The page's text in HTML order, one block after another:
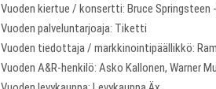
Vuoden kiertue / konsertti: Bruce
Vuoden palveluntarjoaja: Tiketti
Vuoden tiedottaja / markkinointipäällikkö:
Vuoden A&R-henkilö: Asko Kallonen, Warner